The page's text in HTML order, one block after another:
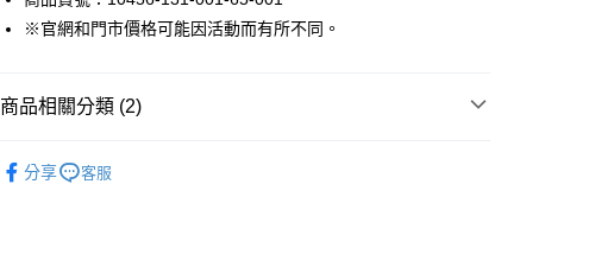
Google Pay
付款後全家取貨
※官網和門市價格可能因活動而有所不同。
商品相關分類 (2)
分享 客服